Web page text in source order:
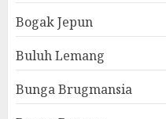
Bogak Jepun
Buluh Lemang
Bunga Brugmansia